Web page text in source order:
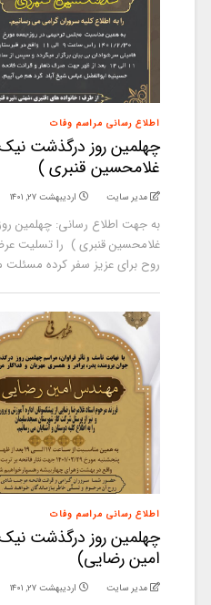
اطلاع رسانی مراسم وفات
چهلمین روز درگذشت
غلامحسین قنبری )
مدیر سایت اردیبهشت ۲۷, ۱۴۰۱
به جهت اطلاع رسانی: چهلمین
غلامحسین قنبری ) را تسلیت
روح برای عزیز سفر کرده مسئلت
اطلاع رسانی مراسم وفات
چهلمین روز درگذشت
امین رضایی)
مدیر سایت اردیبهشت ۲۷, ۱۴۰۱